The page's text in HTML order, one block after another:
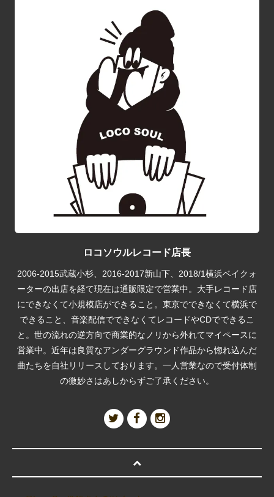
ロコソウルレコード店長
2006-2015武蔵小杉、2016-2017新山下、2018/1横浜ベイクォ
ーターの出店を経て現在は通販限定で営業中。大手レコード店
にできなくて小規模店ができること。東京でできなくて横浜で
できること、音楽配信でできなくてレコードやCDでできるこ
と。世の流れの逆方向で商業的なノリから外れてマイペースに
営業中。近年は良質なアンダーグラウンド作品から惚れ込んだ
曲たちを自社リリースしております。一人営業なので受付体制
の微妙さはあしからずご了承ください。